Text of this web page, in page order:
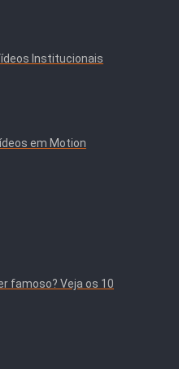
Institucionais
em Motion
famoso? Veja os 10